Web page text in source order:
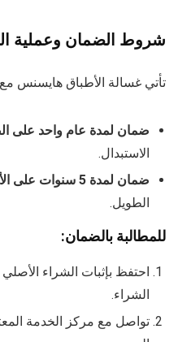
شروط الضمان وعملية
تأتي غسالة الأطباق هايسنس
ضمان لمدة عام واحد على
الاستبدال.
ضمان لمدة 5 سنوات على الأجزاء
الطويل.
للمطالبة بالضمان:
احتفظ بإثبات الشراء
الشراء.
تواصل مع مركز الخدمة